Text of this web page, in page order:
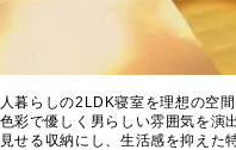
暮らしの2LDK寝室を理想の空
彩で優しく男らしい雰囲気を演
せる収納にし、生活感を抑えた